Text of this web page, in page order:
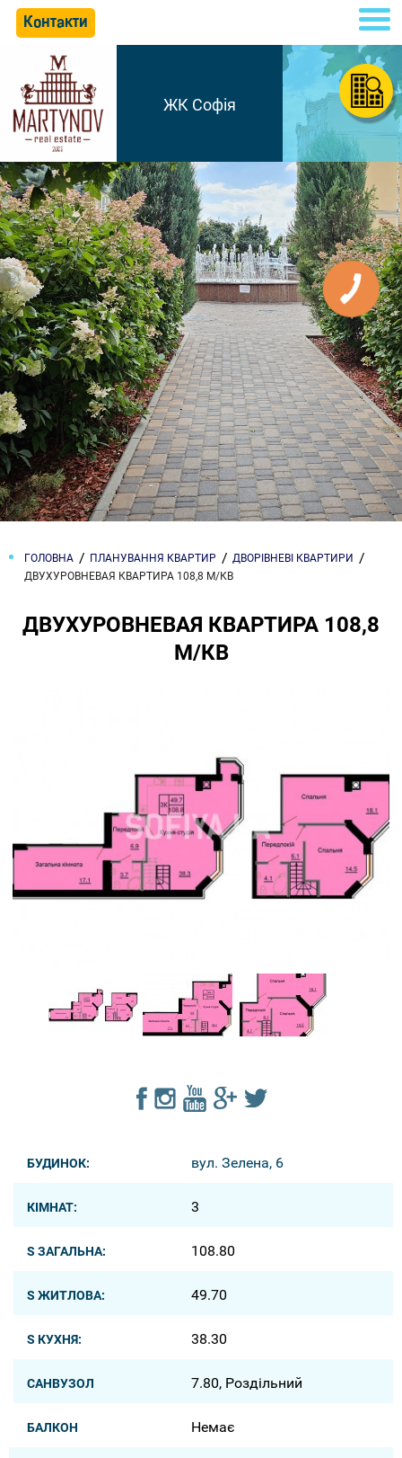
Контакти
ЖК Софія
ГОЛОВНА ПЛАНУВАННЯ КВАРТИР
ДВОРІВНЕВІ КВАРТИРИ
ДВУХУРОВНЕВАЯ КВАРТИРА 108,8 М/КВ
ДВУХУРОВНЕВАЯ КВАРТИРА 108,8
М/КВ
БУДИНОК: вул. Зелена, 6
КІМНАТ: 3
S ЗАГАЛЬНА: 108.80
S ЖИТЛОВА: 49.70
S КУХНЯ: 38.30
САНВУЗОЛ 7.80, Роздільний
БАЛКОН Немає